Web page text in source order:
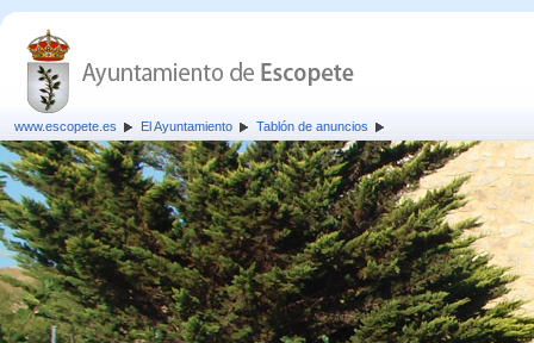
www.escopete.es El Ayuntamiento Tablón de anuncios